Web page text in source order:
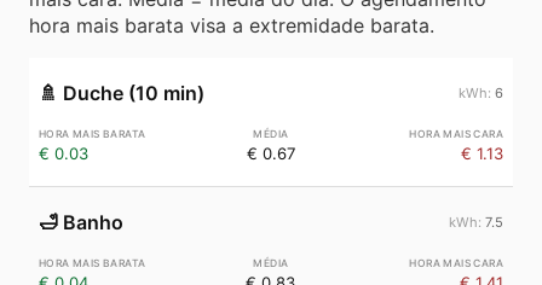
hora mais barata visa a extremidade barata.
🚿 Duche (10 min) 6
€ 0.03 € 0.67 € 1.13
🛁 Banho 7.5